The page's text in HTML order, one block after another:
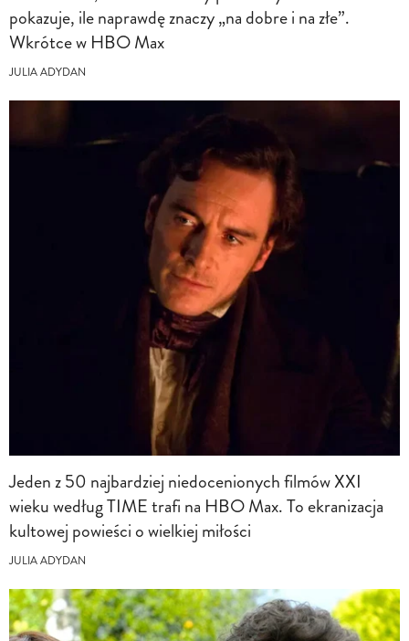
pokazuje, ile naprawdę znaczy „na dobre i na złe”.
Wkrótce w HBO Max
JULIA ADYDAN
Jeden z 50 najbardziej niedocenionych filmów XXI
wieku według TIME trafi na HBO Max. To ekranizacja
kultowej powieści o wielkiej miłości
JULIA ADYDAN